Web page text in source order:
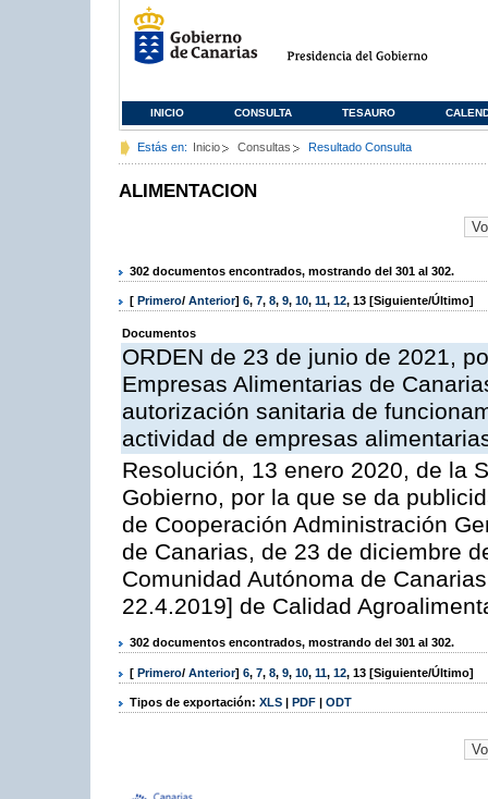
INICIO CONSULTA TESAURO
Estás en: Inicio Consultas Resultado Consulta
ALIMENTACION
302 documentos encontrados, mostrando del 301 al 302.
[ Primero/ Anterior] 6, 7, 8, 9, 10, 11, 12, 13 [Siguiente/Último]
Documentos
ORDEN de 23 de junio de 2021,
Empresas Alimentarias de
autorización sanitaria de
actividad de empresas
Resolución, 13 enero 2020, de la
Gobierno, por la que se da
de Cooperación Administración
de Canarias, de 23 de diciembre
Comunidad Autónoma de
22.4.2019] de Calidad
302 documentos encontrados, mostrando del 301 al 302.
[ Primero/ Anterior] 6, 7, 8, 9, 10, 11, 12, 13 [Siguiente/Último]
Tipos de exportación: XLS | PDF | ODT